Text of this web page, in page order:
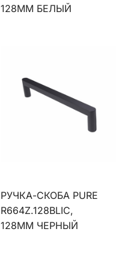
128ММ БЕЛЫЙ
РУЧКА-СКОБА PURE
R664Z.128BLIC,
128ММ ЧЕРНЫЙ